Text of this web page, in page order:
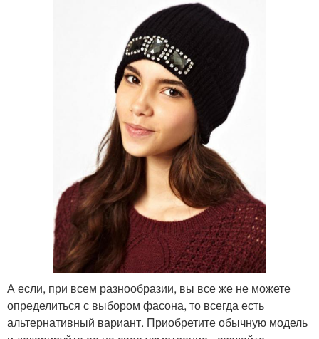
А если, при всем разнообразии, вы все же не можете
определиться с выбором фасона, то всегда есть
альтернативный вариант. Приобретите обычную модель